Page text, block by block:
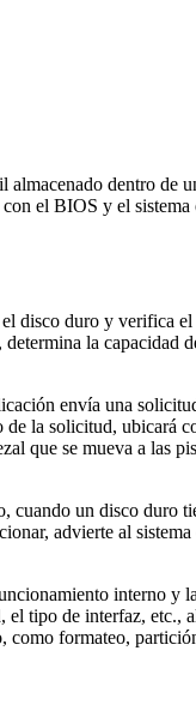
almacenado dentro de
el BIOS y el sistema
disco duro y verifica
la capacidad
envía una
la solicitud, ubicará
que se mueva a las
un disco duro
advierte al
interno y
tipo de interfaz, etc.,
formateo,